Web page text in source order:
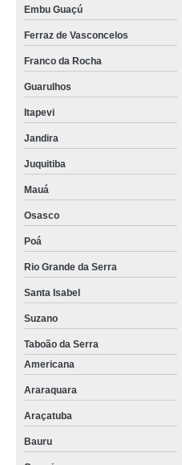
Embu Guaçú
Ferraz de Vasconcelos
Franco da Rocha
Guarulhos
Itapevi
Jandira
Juquitiba
Mauá
Osasco
Poá
Rio Grande da Serra
Santa Isabel
Suzano
Taboão da Serra
Americana
Araraquara
Araçatuba
Bauru